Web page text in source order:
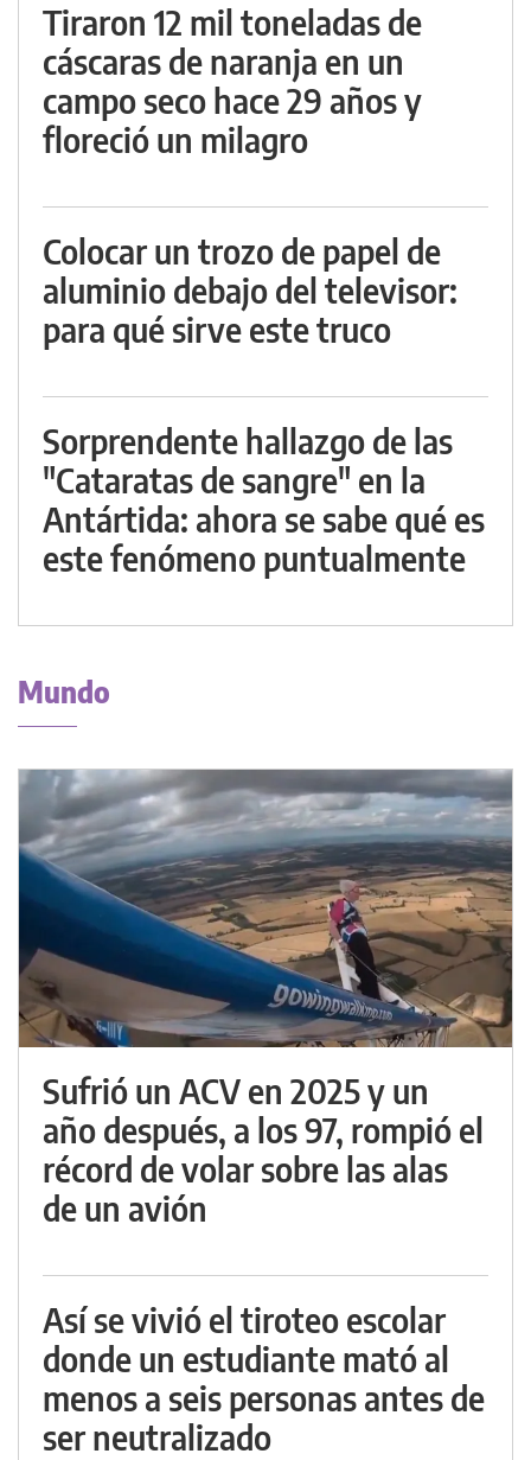
Tiraron 12 mil toneladas de
cáscaras de naranja en un
campo seco hace 29 años y
floreció un milagro
Colocar un trozo de papel de
aluminio debajo del televisor:
para qué sirve este truco
Sorprendente hallazgo de las
"Cataratas de sangre" en la
Antártida: ahora se sabe qué es
este fenómeno puntualmente
Mundo
Sufrió un ACV en 2025 y un
año después, a los 97, rompió el
récord de volar sobre las alas
de un avión
Así se vivió el tiroteo escolar
donde un estudiante mató al
menos a seis personas antes de
ser neutralizado